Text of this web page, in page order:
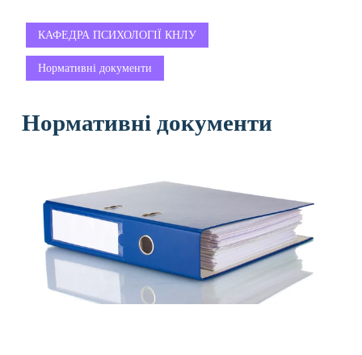
КАФЕДРА ПСИХОЛОГІЇ КНЛУ
Нормативні документи
Нормативні документи